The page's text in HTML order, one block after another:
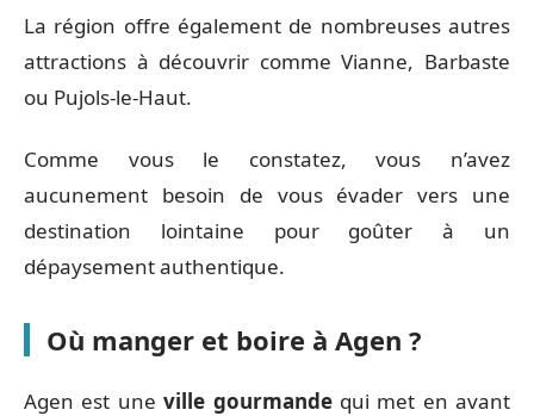
La région offre également de nombreuses autres
attractions à découvrir comme Vianne, Barbaste
ou Pujols-le-Haut.
Comme vous le constatez, vous n’avez
aucunement besoin de vous évader vers une
destination lointaine pour goûter à un
dépaysement authentique.
Où manger et boire à Agen ?
Agen est uneville gourmandequi met en avant